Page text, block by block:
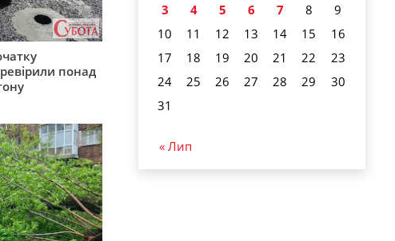
понад
3
4 5 6 7 8
9
10
11 12 13 14 15
16
17
18 19 20 21 22
23
24
25 26 27 28 29
30
31
« Лип